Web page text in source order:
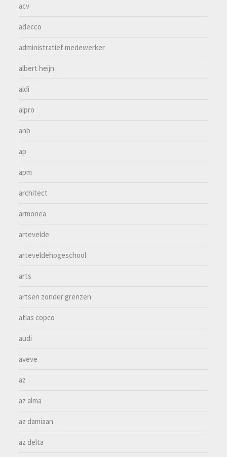
acv
adecco
administratief medewerker
albert heijn
aldi
alpro
anb
ap
apm
architect
armonea
artevelde
arteveldehogeschool
arts
artsen zonder grenzen
atlas copco
audi
aveve
az
az alma
az damiaan
az delta